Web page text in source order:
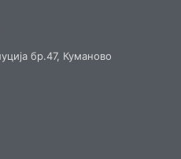
бр.47, Куманово